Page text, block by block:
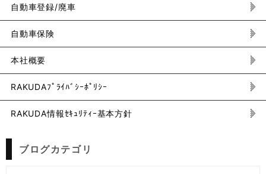
自動車登録/廃車
自動車保険
本社概要
RAKUDAﾌﾟﾗｲﾊﾞｼｰﾎﾟﾘｼｰ
RAKUDA情報ｾｷｭﾘﾃｨｰ基本方針
ブログカテゴリ